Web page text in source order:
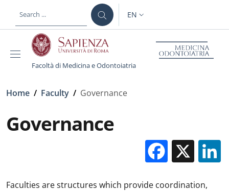
LANGUAGE SWITCHER:
EN
Facoltà di Medicina e Odontoiatria
Breadcrumb
Home / Faculty / Governance
Governance
X
Faculties are structures which provide coordination,